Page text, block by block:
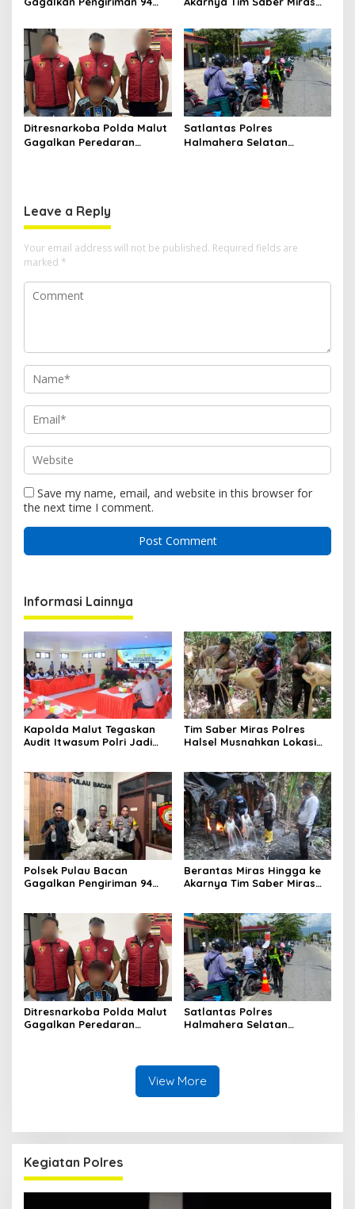
Tikus di Pelabuhan Kupal
Bongkar Penyulingan Cap
Tikus Aktif
Ditresnarkoba Polda Malut
Gagalkan Peredaran
Satlantas Polres
Halmahera Selatan
Leave a Reply
Your email address will not be published. Required fields are
marked *
Save my name, email, and website in this browser for
the next time I comment.
Informasi Lainnya
Kapolda Malut Tegaskan
Audit Itwasum Polri Jadi
Tim Saber Miras Polres
Halsel Musnahkan Lokasi
Polsek Pulau Bacan
Gagalkan Pengiriman 94
Berantas Miras Hingga ke
Akarnya Tim Saber Miras
Tikus Aktif
Ditresnarkoba Polda Malut
Gagalkan Peredaran
Satlantas Polres
Halmahera Selatan
Kawasan SPBU Bacan
View More
Kegiatan Polres